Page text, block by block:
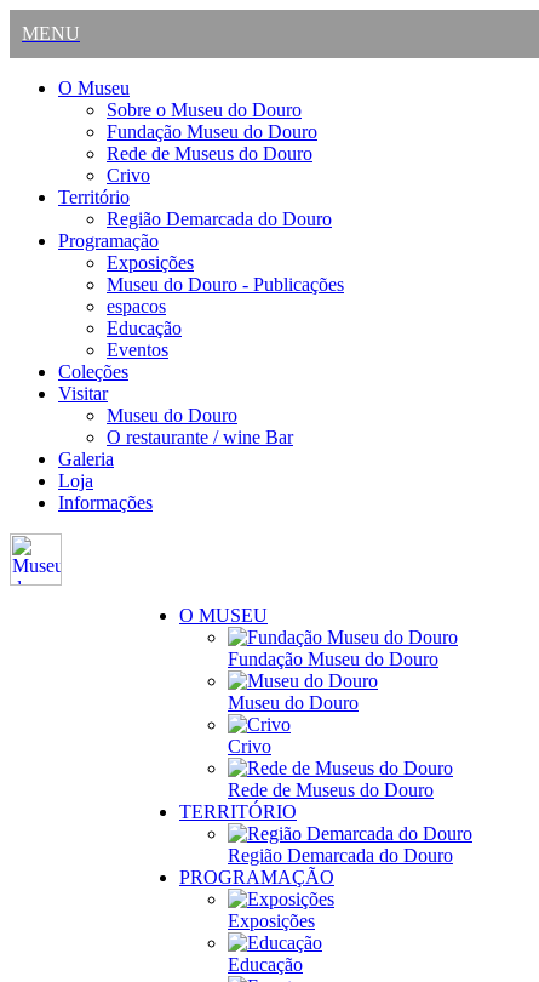
MENU
O Museu
Sobre o Museu do Douro
Fundação Museu do Douro
Rede de Museus do Douro
Crivo
Território
Região Demarcada do Douro
Programação
Exposições
Museu do Douro - Publicações
espacos
Educação
Eventos
Coleções
Visitar
Museu do Douro
O restaurante / wine Bar
Galeria
Loja
Informações
O MUSEU
Fundação Museu do Douro
Museu do Douro
Crivo
Rede de Museus do Douro
TERRITÓRIO
Região Demarcada do Douro
PROGRAMAÇÃO
Exposições
Educação